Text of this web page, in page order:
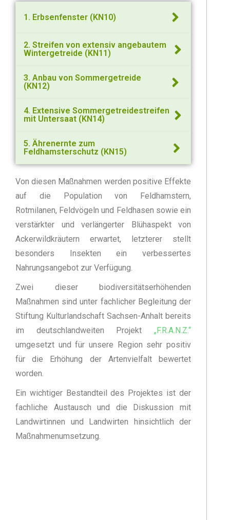
1. Erbsenfenster (KN10)
2. Streifen von extensiv angebautem
Wintergetreide (KN11)
3. Anbau von Sommergetreide
(KN12)
4. Extensive Sommergetreidestreifen
mit Untersaat (KN14)
5. Ährenernte zum
Feldhamsterschutz (KN15)
Von diesen Maßnahmen werden positive Effekte
auf die Population von Feldhamstern,
Rotmilanen, Feldvögeln und Feldhasen sowie ein
verstärkter und verlängerter Blühaspekt von
Ackerwildkräutern erwartet, letzterer stellt
besonders Insekten ein verbessertes
Nahrungsangebot zur Verfügung.
Zwei dieser biodiversitätserhöhenden
Maßnahmen sind unter fachlicher Begleitung der
Stiftung Kulturlandschaft Sachsen-Anhalt bereits
im deutschlandweiten Projekt „F.R.A.N.Z.“
umgesetzt und für unsere Region sehr positiv
für die Erhöhung der Artenvielfalt bewertet
worden.
Ein wichtiger Bestandteil des Projektes ist der
fachliche Austausch und die Diskussion mit
Landwirtinnen und Landwirten hinsichtlich der
Maßnahmenumsetzung.